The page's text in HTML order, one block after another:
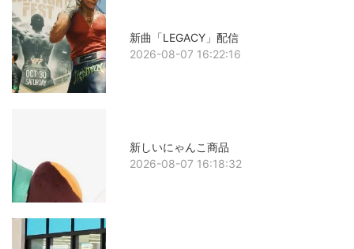
新曲「LEGACY」配信
2026-08-07 16:22:16
新しいにゃんこ商品
2026-08-07 16:18:32